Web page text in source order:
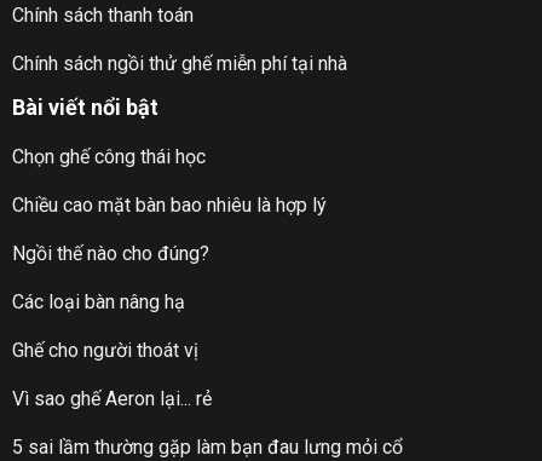
Chính sách thanh toán
Chính sách ngồi thử ghế miễn phí tại nhà
Bài viết nổi bật
Chọn ghế công thái học
Chiều cao mặt bàn bao nhiêu là hợp lý
Ngồi thế nào cho đúng?
Các loại bàn nâng hạ
Ghế cho người thoát vị
Vì sao ghế Aeron lại... rẻ
5 sai lầm thường gặp làm bạn đau lưng mỏi cổ